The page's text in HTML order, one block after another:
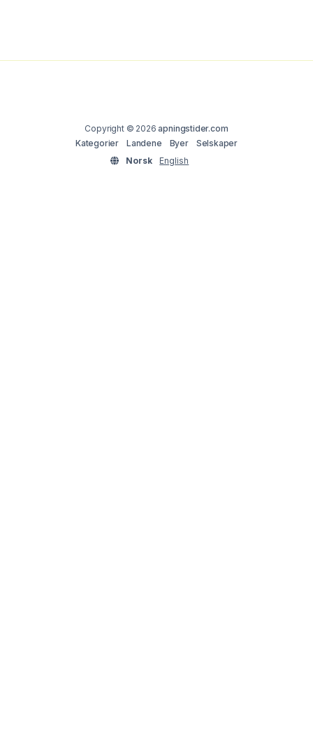
Copyright © 2026apningstider.com
Kategorier
Landene Byer
Selskaper
Norsk
English